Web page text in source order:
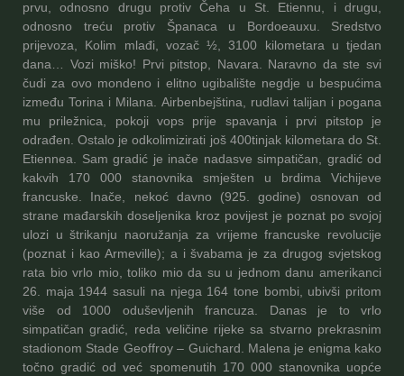
prvu, odnosno drugu protiv Čeha u St. Etiennu, i drugu,
odnosno treću protiv Španaca u Bordoeauxu. Sredstvo
prijevoza, Kolim mlađi, vozač ½, 3100 kilometara u tjedan
dana… Vozi miško! Prvi pitstop, Navara. Naravno da ste svi
čudi za ovo mondeno i elitno ugibalište negdje u bespućima
između Torina i Milana. Airbenbejština, rudlavi talijan i pogana
mu priležnica, pokoji vops prije spavanja i prvi pitstop je
odrađen. Ostalo je odkolimizirati još 400tinjak kilometara do St.
Etiennea. Sam gradić je inače nadasve simpatičan, gradić od
kakvih 170 000 stanovnika smješten u brdima Vichijeve
francuske. Inače, nekoć davno (925. godine) osnovan od
strane mađarskih doseljenika kroz povijest je poznat po svojoj
ulozi u štrikanju naoružanja za vrijeme francuske revolucije
(poznat i kao Armeville); a i švabama je za drugog svjetskog
rata bio vrlo mio, toliko mio da su u jednom danu amerikanci
26. maja 1944 sasuli na njega 164 tone bombi, ubivši pritom
više od 1000 oduševljenih francuza. Danas je to vrlo
simpatičan gradić, reda veličine rijeke sa stvarno prekrasnim
stadionom Stade Geoffroy – Guichard. Malena je enigma kako
točno gradić od već spomenutih 170 000 stanovnika uopće